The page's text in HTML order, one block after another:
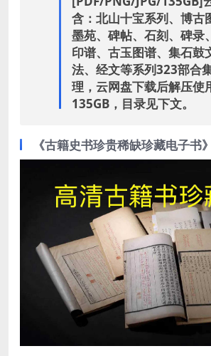
含：北山十宝系列、博古
墨苑、碑帖、石刻、碑录
印谱、古玉图谱、集石鼓
法、经文等系列323部合
理，云网盘下载后解压使
135GB，目录见下文。
《古籍史书珍贵稀缺珍藏电子书